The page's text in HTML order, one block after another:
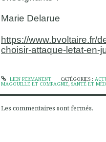
Marie Delarue
https://www.bvoltaire.fr/
choisir-attaque-letat-en-
LIEN PERMANENT CATÉGORIES :
MAGOUILLE ET COMPAGNIE, SANTÉ ET
Les commentaires sont fermés.